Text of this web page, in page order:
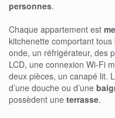
personnes.
Chaque appartement est
kitchenette comportant
onde, un réfrigérateur, des
LCD, une connexion Wi-Fi
deux pièces, un canapé lit.
d’une douche ou d’une
possèdent une terrasse.